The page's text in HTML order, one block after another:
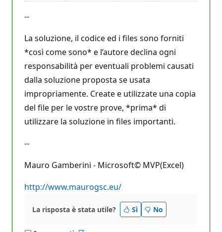
--
La soluzione, il codice ed i files sono forniti
*così come sono* e l’autore declina ogni
responsabilità per eventuali problemi causati
dalla soluzione proposta se usata
impropriamente. Create e utilizzate una copia
del file per le vostre prove, *prima* di
utilizzare la soluzione in files importanti.
--
Mauro Gamberini - Microsoft© MVP(Excel)
http://www.maurogsc.eu/
La risposta è stata utile? Sì No